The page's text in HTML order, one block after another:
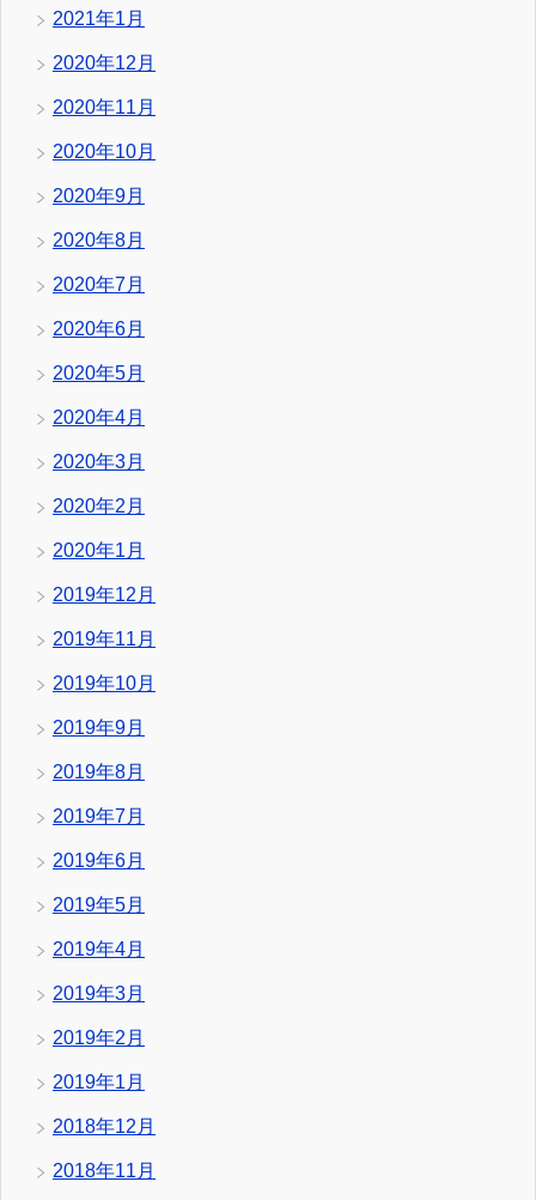
2021年1月
2020年12月
2020年11月
2020年10月
2020年9月
2020年8月
2020年7月
2020年6月
2020年5月
2020年4月
2020年3月
2020年2月
2020年1月
2019年12月
2019年11月
2019年10月
2019年9月
2019年8月
2019年7月
2019年6月
2019年5月
2019年4月
2019年3月
2019年2月
2019年1月
2018年12月
2018年11月